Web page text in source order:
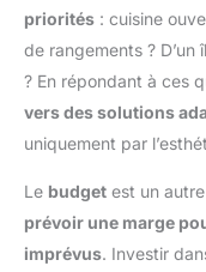
priorités : cuisine
de rangements ? D’un
? En répondant à ces
vers des solutions
uniquement par
Le budget est un
prévoir une marge
imprévus. Investir